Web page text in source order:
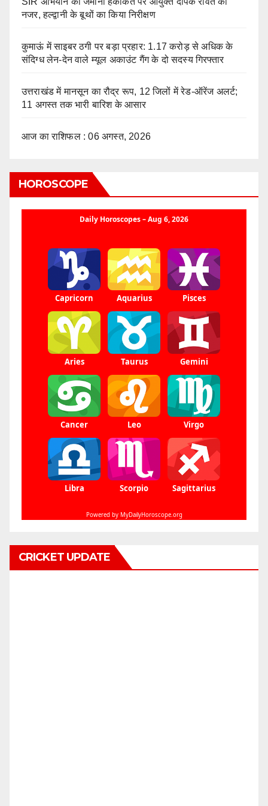
नजर, हल्द्वानी के बूथों का किया निरीक्षण
कुमाऊं में साइबर ठगी पर बड़ा प्रहार: 1.17 करोड़ से अधिक के
संदिग्ध लेन-देन वाले म्यूल अकाउंट गैंग के दो सदस्य गिरफ्तार
उत्तराखंड में मानसून का रौद्र रूप, 12 जिलों में रेड-ऑरेंज अलर्ट;
11 अगस्त तक भारी बारिश के आसार
आज का राशिफल : 06 अगस्त, 2026
HOROSCOPE
CRICKET UPDATE